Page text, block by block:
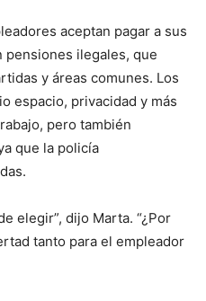
aceptan pagar a sus
pensiones ilegales, que
y áreas comunes. Los
espacio, privacidad y más
pero también
que la policía
elegir”, dijo Marta. “¿Por
tanto para el empleador